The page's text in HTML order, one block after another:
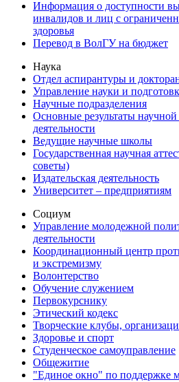
Информация о доступности
инвалидов и лиц с
здоровья
Перевод в ВолГУ на бюджет
Наука
Отдел аспирантуры и
Управление науки и
Научные подразделения
Основные результаты
деятельности
Ведущие научные школы
Государственная научная
советы)
Издательская деятельность
Университет – предприятиям
Социум
Управление молодежной
деятельности
Координационный центр
и экстремизму
Волонтерство
Обучение служением
Первокурснику
Этический кодекс
Творческие клубы,
Здоровье и спорт
Студенческое самоуправление
Общежитие
"Единое окно" по поддержке